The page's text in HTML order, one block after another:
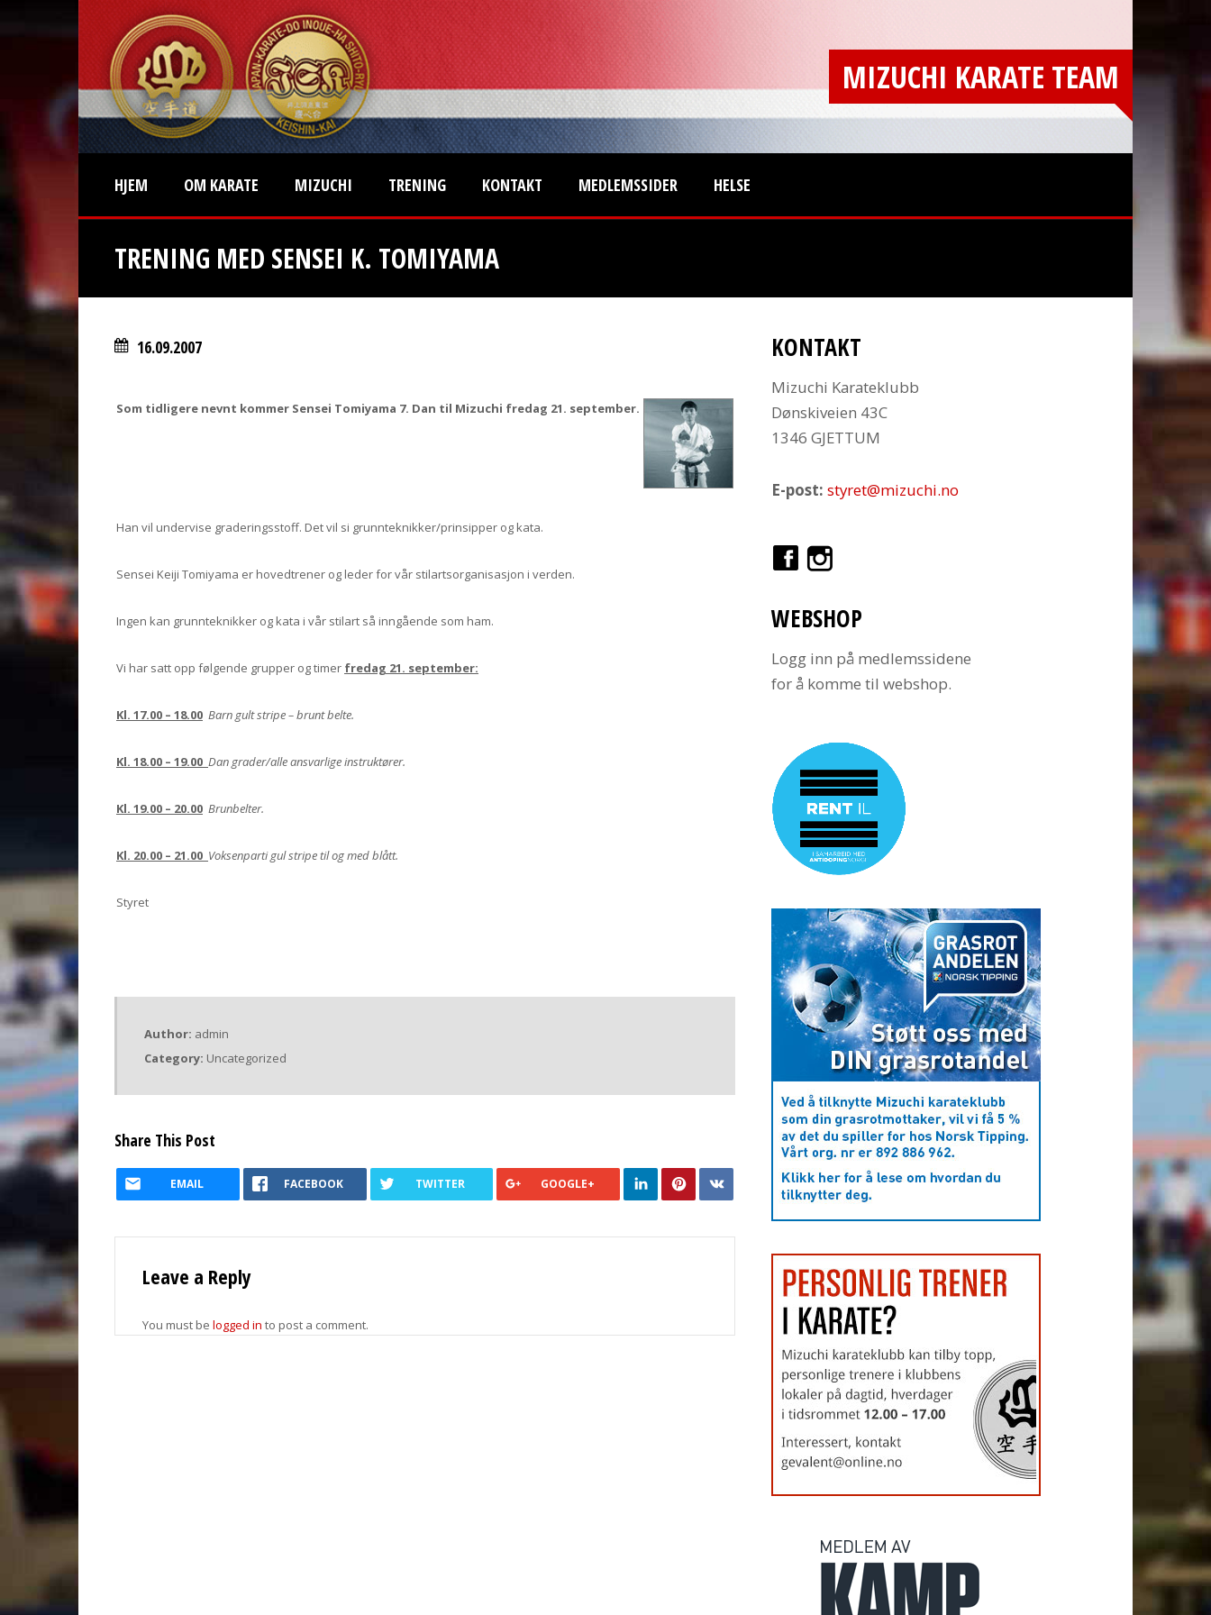
MIZUCHI KARATE TEAM
HJEM OM KARATE MIZUCHI TRENING KONTAKT MEDLEMSSIDER HELSE
TRENING MED SENSEI K. TOMIYAMA
16.09.2007
Som tidligere nevnt kommer Sensei Tomiyama 7. Dan til Mizuchi fredag 21. september.
Han vil undervise graderingsstoff. Det vil si grunnteknikker/prinsipper og kata.
Sensei Keiji Tomiyama er hovedtrener og leder for vår stilartsorganisasjon i verden.
Ingen kan grunnteknikker og kata i vår stilart så inngående som ham.
Vi har satt opp følgende grupper og timer fredag 21. september:
Kl. 17.00 – 18.00 Barn gult stripe – brunt belte.
Kl. 18.00 – 19.00 Dan grader/alle ansvarlige instruktører.
Kl. 19.00 – 20.00 Brunbelter.
Kl. 20.00 – 21.00 Voksenparti gul stripe til og med blått.
Styret
Author: admin
Category: Uncategorized
Share This Post
EMAIL FACEBOOK TWITTER GOOGLE+
Leave a Reply
You must be logged in to post a comment.
KONTAKT
Mizuchi Karateklubb
Dønskiveien 43C
1346 GJETTUM
E-post: styret@mizuchi.no
WEBSHOP
Logg inn på medlemssidene
for å komme til webshop.